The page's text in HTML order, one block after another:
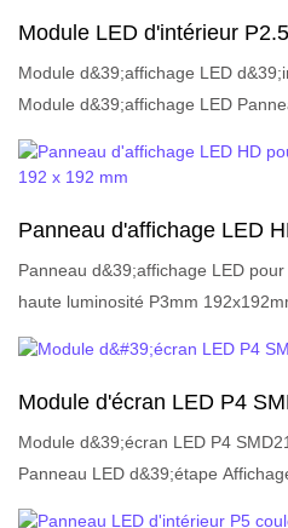
marché.LIGHTALL résume les
améliore continuellement. Les
d&39;intérieur P2 128x128mm
selon vos besoins.Brève
Module LED d'intérieur
panneau d'affichage LED
Module d&39;affichage LED
Module d&39;affichage LED
produits similaires sur le marché, il
exceptionnels incomparables en
sur le marché.LIGHTALL résume
et les améliore en permanence.
LED d&39;intérieur P2.5
selon vos besoins.Brève
Panneau d'affichage LED
d'intérieur P3 mm 192 x
Panneau d&39;affichage LED
haute luminosité P3mm
LED HD pour intérieur par rapport
en termes de performances, de
mur vidéo d&39;intérieur haute
Module d'écran LED P4
Module d&39;écran LED P4
Panneau LED d&39;étape
rapport aux produits similaires sur